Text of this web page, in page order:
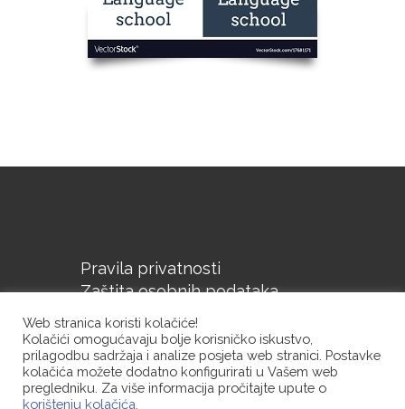
Pravila privatnosti
Zaštita osobnih podataka
Upute o korištenju kolačića
Web stranica koristi kolačiće!
Kolačići omogućavaju bolje korisničko iskustvo,
prilagodbu sadržaja i analize posjeta web stranici. Postavke
kolačića možete dodatno konfigurirati u Vašem web
pregledniku. Za više informacija pročitajte upute o
korištenju kolačića.